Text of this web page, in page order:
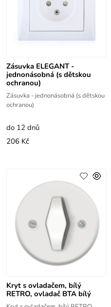
Zásuvka ELEGANT -
jednonásobná (s dětskou
ochranou)
Zásuvka - jednonásobná (s dětskou
ochranou)
do 12 dnů
206 Kč
Kryt s ovladačem, bílý
RETRO, ovladač BTA bílý